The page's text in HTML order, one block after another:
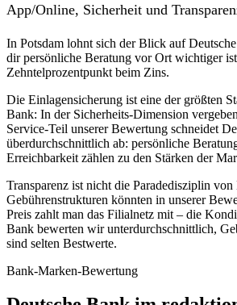
App/Online, Sicherheit und
In Potsdam lohnt sich der Blick auf
dir persönliche Beratung vor Ort wichtiger
Zehntelprozentpunkt beim Zins.
Die Einlagensicherung ist eine der größten
Bank: In der Sicherheits-Dimension
Service-Teil unserer Bewertung schneidet
überdurchschnittlich ab: persönliche
Erreichbarkeit zählen zu den Stärken der
Transparenz ist nicht die Paradedisziplin
Gebührenstrukturen könnten in unserer
Preis zahlt man das Filialnetz mit – die
Bank bewerten wir unterdurchschnittlich,
sind selten Bestwerte.
Bank-Marken-Bewertung